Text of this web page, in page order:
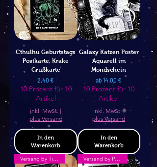
Cthulhu Geburtstags
Postkarte, Krake
Grußkarte
Preis
2,40 €
10 Prozent für 10
Artikel
inkl. MwSt. |
plus Versand
In den
Warenkorb
Galaxy Katzen Poster
Aquarell im
Mondschein
ab14,00 €
Sale-Preis
10 Prozent für 10
Artikel
inkl. MwSt.|
plus Versand
In den
Warenkorb
Versand by Puzzlepark